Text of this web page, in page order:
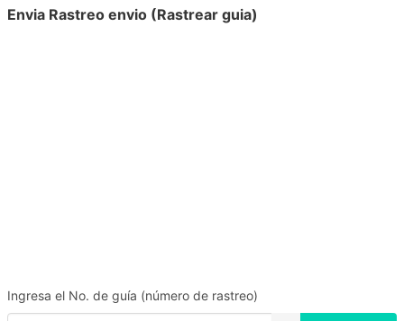
Envia Rastreo envio (Rastrear guia)
Ingresa el No. de guía (número de rastreo)